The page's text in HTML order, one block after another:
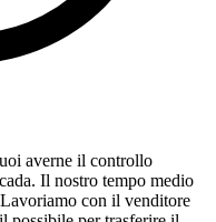
averne il controllo
Il nostro tempo medio
con il venditore